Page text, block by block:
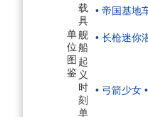
单
位
图
鉴
载
具
• 帝国基地
舰
船
• 长枪迷你
起
义
时
刻
单
• 弓箭少女